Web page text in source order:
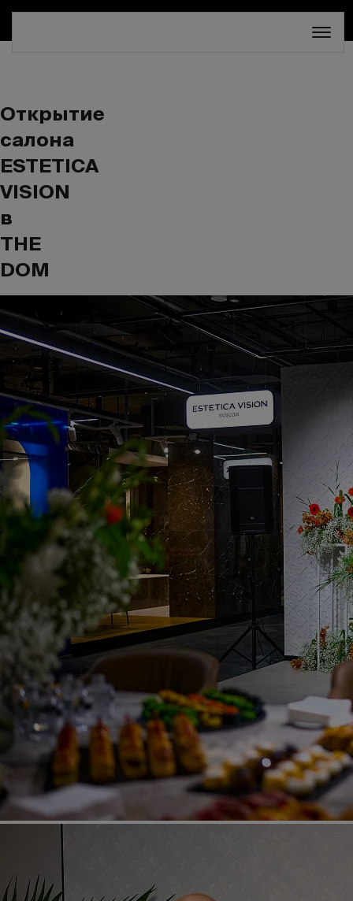
Открытие
салона
ESTETICA
VISION
в
THE
DOM